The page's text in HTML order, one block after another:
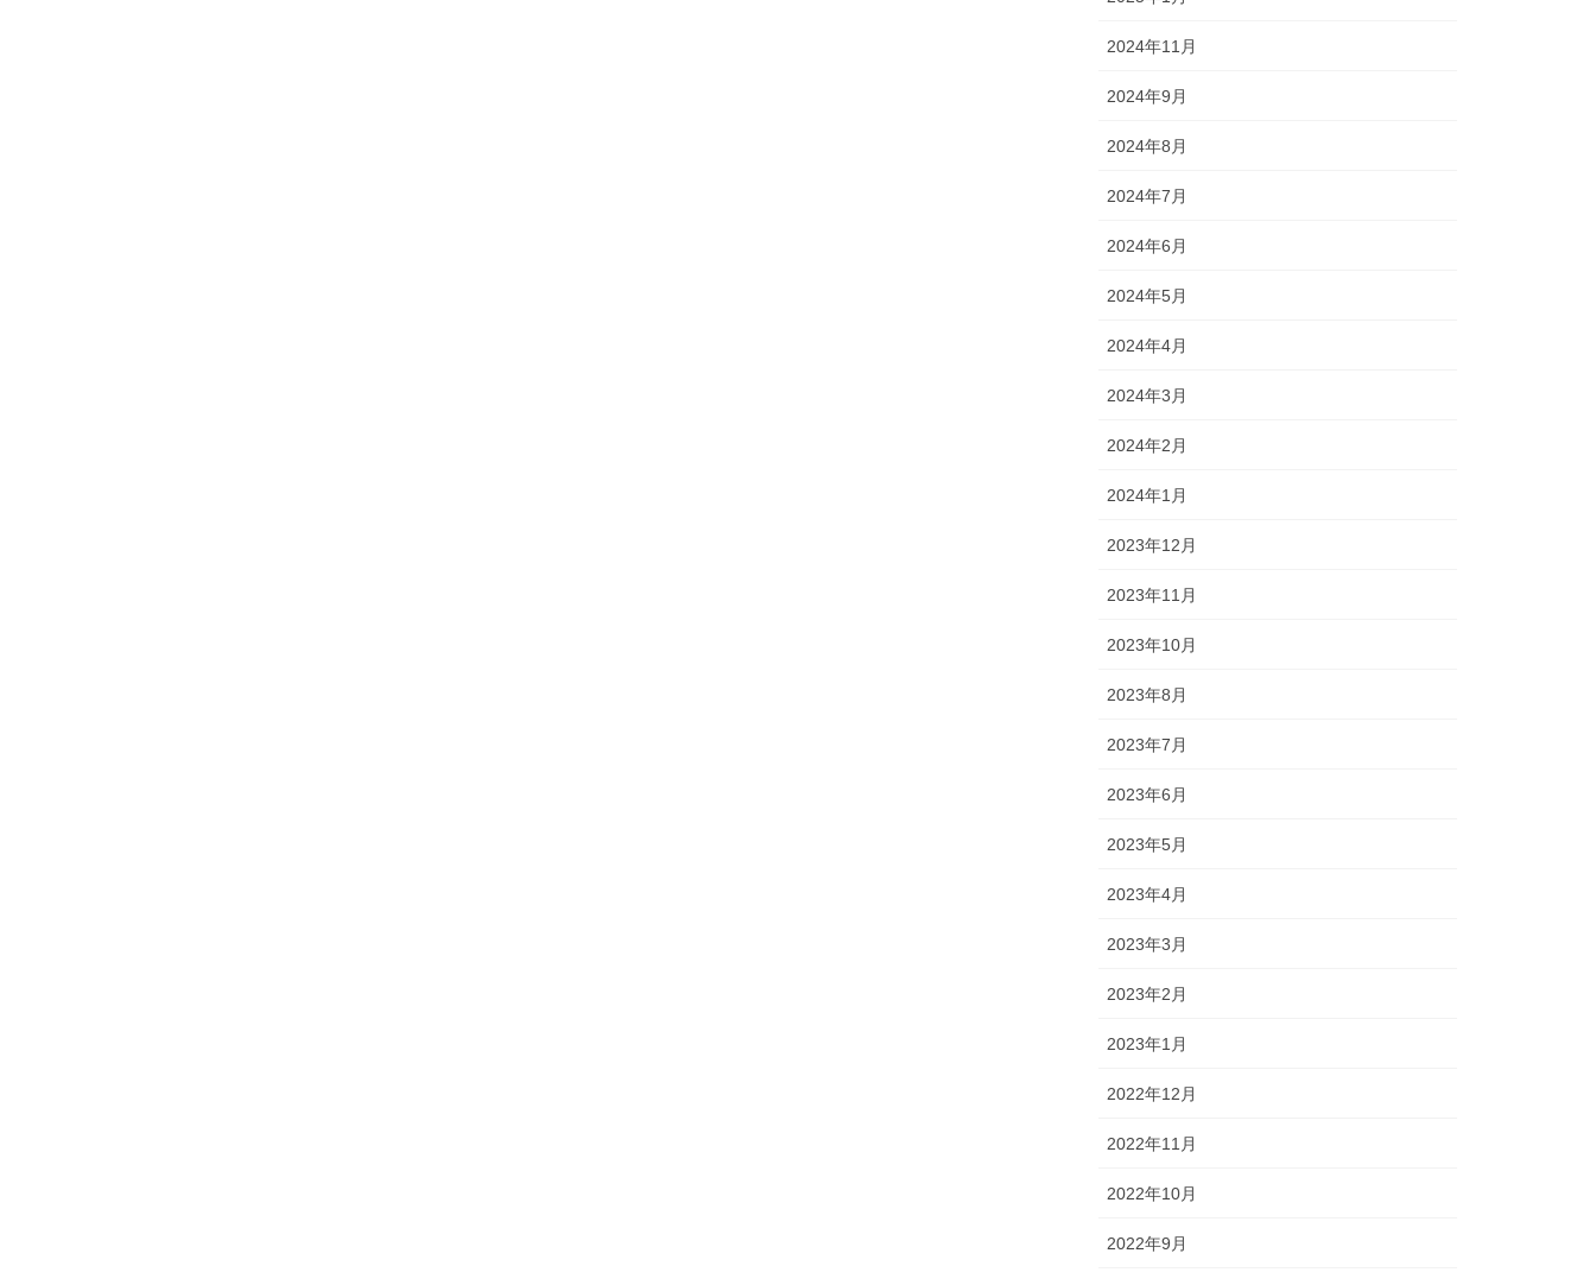
2024年11月
2024年9月
2024年8月
2024年7月
2024年6月
2024年5月
2024年4月
2024年3月
2024年2月
2024年1月
2023年12月
2023年11月
2023年10月
2023年8月
2023年7月
2023年6月
2023年5月
2023年4月
2023年3月
2023年2月
2023年1月
2022年12月
2022年11月
2022年10月
2022年9月